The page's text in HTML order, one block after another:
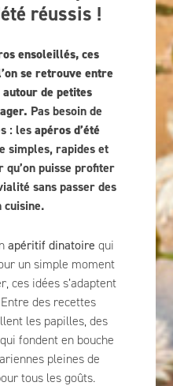
réussis !
ensoleillés, ces
se retrouve entre
de petites
Pas besoin de
: lesapéros d’été
simples, rapides et
puisse profiter
sans passer des
cuisine.
apéritif dinatoire qui
un simple moment
ces idées s’adaptent
des recettes
les papilles, des
fondent en bouche
pleines de
tous les goûts.